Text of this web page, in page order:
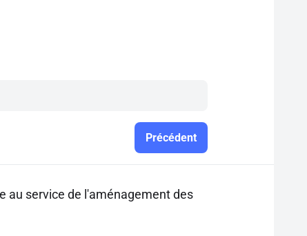
Précédent
au service de l'aménagement des